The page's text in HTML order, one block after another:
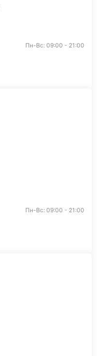
Пн-Вс: 09:00 - 21:00
Пн-Вс: 09:00 - 21:00